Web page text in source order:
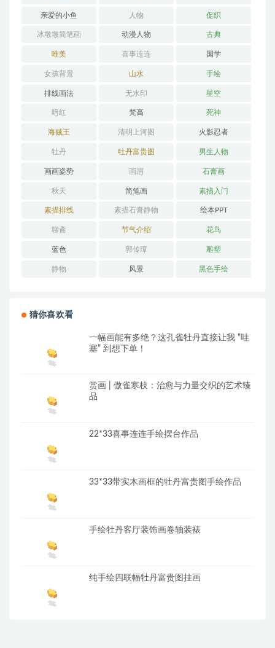
亲爱的小鱼 人物 促织
冰墩墩简笔画 动漫人物 古典
唯美 喜事连连 国学
女孩背景 山水 手绘
排线画法 无水印 星空
暗红 梵高 死神
海贼王 清明上河图 火影忍者
牡丹 牡丹富贵图 男生人物
画画姿势 画眉 石膏画
秋天 简笔画 素描入门
素描排线 素描石膏静物 绘本PPT
聊斋 节气介绍 花鸟
蓝色 郭传璋 雕塑
静物 风景 黑色手绘
猜你喜欢看
一幅画能有多绝？这孔雀牡丹直接让我 “哇
塞” 到想下单！
赏画 | 傲雀寒枝：治愈与力量交织的艺术臻
品
22*33喜事连连手绘摆台作品
33*33带实木画框的牡丹富贵图手绘作品
手绘牡丹客厅装饰画卷轴装裱
纯手绘四联幅牡丹富贵图挂画